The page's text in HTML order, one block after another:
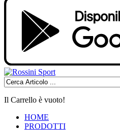
Il Carrello è vuoto!
HOME
PRODOTTI